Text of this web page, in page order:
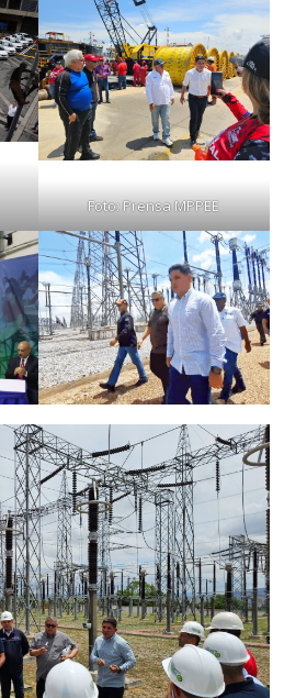
Foto: Prensa MPPEE